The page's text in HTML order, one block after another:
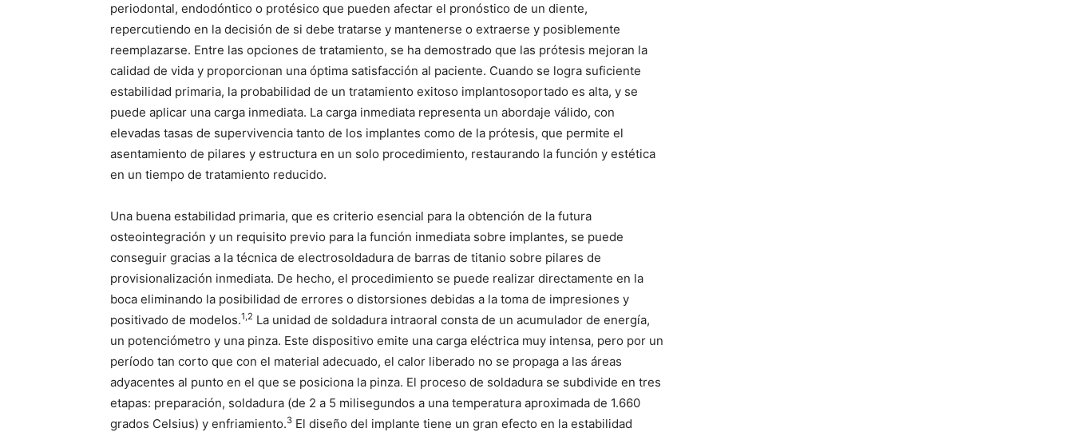
periodontal, endodóntico o protésico que pueden afectar el pronóstico de un diente,
repercutiendo en la decisión de si debe tratarse y mantenerse o extraerse y posiblemente
reemplazarse. Entre las opciones de tratamiento, se ha demostrado que las prótesis mejoran la
calidad de vida y proporcionan una óptima satisfacción al paciente. Cuando se logra suficiente
estabilidad primaria, la probabilidad de un tratamiento exitoso implantosoportado es alta, y se
puede aplicar una carga inmediata. La carga inmediata representa un abordaje válido, con
elevadas tasas de supervivencia tanto de los implantes como de la prótesis, que permite el
asentamiento de pilares y estructura en un solo procedimiento, restaurando la función y estética
en un tiempo de tratamiento reducido.
Una buena estabilidad primaria, que es criterio esencial para la obtención de la futura
osteointegración y un requisito previo para la función inmediata sobre implantes, se puede
conseguir gracias a la técnica de electrosoldadura de barras de titanio sobre pilares de
provisionalización inmediata. De hecho, el procedimiento se puede realizar directamente en la
boca eliminando la posibilidad de errores o distorsiones debidas a la toma de impresiones y
positivado de modelos.1,2 La unidad de soldadura intraoral consta de un acumulador de energía,
un potenciómetro y una pinza. Este dispositivo emite una carga eléctrica muy intensa, pero por un
período tan corto que con el material adecuado, el calor liberado no se propaga a las áreas
adyacentes al punto en el que se posiciona la pinza. El proceso de soldadura se subdivide en tres
etapas: preparación, soldadura (de 2 a 5 milisegundos a una temperatura aproximada de 1.660
grados Celsius) y enfriamiento.3 El diseño del implante tiene un gran efecto en la estabilidad